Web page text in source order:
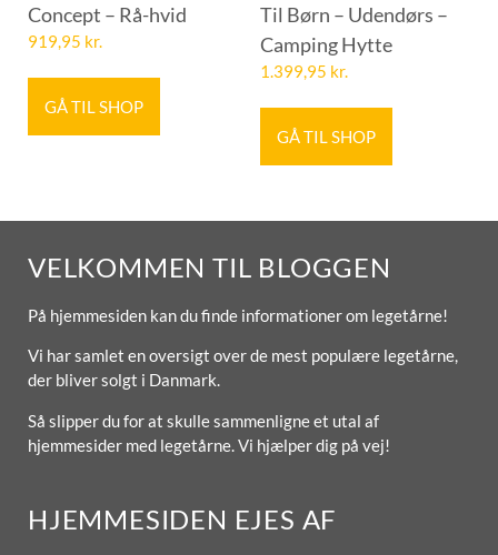
Concept – Rå-hvid
919,95 kr.
GÅ TIL SHOP
Til Børn – Udendørs –
Camping Hytte
1.399,95 kr.
GÅ TIL SHOP
VELKOMMEN TIL BLOGGEN
På hjemmesiden kan du finde informationer om legetårne!
Vi har samlet en oversigt over de mest populære legetårne,
der bliver solgt i Danmark.
Så slipper du for at skulle sammenligne et utal af
hjemmesider med legetårne. Vi hjælper dig på vej!
HJEMMESIDEN EJES AF